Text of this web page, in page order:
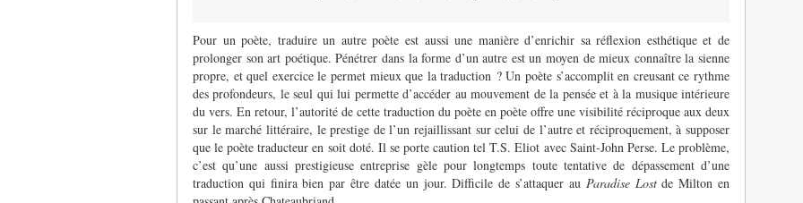
Pour un poète, traduire un autre poète est aussi une manière d’enrichir sa réflexion esthétique et de
prolonger son art poétique. Pénétrer dans la forme d’un autre est un moyen de mieux connaître la sienne
propre, et quel exercice le permet mieux que la traduction ? Un poète s’accomplit en creusant ce rythme
des profondeurs, le seul qui lui permette d’accéder au mouvement de la pensée et à la musique intérieure
du vers. En retour, l’autorité de cette traduction du poète en poète offre une visibilité réciproque aux deux
sur le marché littéraire, le prestige de l’un rejaillissant sur celui de l’autre et réciproquement, à supposer
que le poète traducteur en soit doté. Il se porte caution tel T.S. Eliot avec Saint-John Perse. Le problème,
c’est qu’une aussi prestigieuse entreprise gèle pour longtemps toute tentative de dépassement d’une
traduction qui finira bien par être datée un jour. Difficile de s’attaquer au Paradise Lostde Milton en